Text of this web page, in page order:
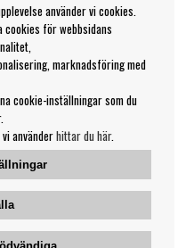
använder vi cookies.
cookies för webbsidans
marknadsföring med
cookie-inställningar som du
använderhittar du här.